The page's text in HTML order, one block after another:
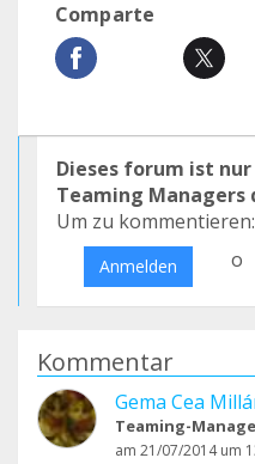
Comparte
Dieses forum ist
Teaming Managers
Um zu kommentieren:
Anmelden o
Kommentar
Gema Cea
Teaming-
am 21/07/2014 um